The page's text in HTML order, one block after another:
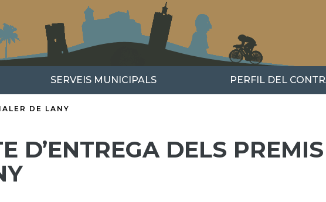
SERVEIS MUNICIPALS PERFIL DEL
DE LANY
D’ENTREGA DELS